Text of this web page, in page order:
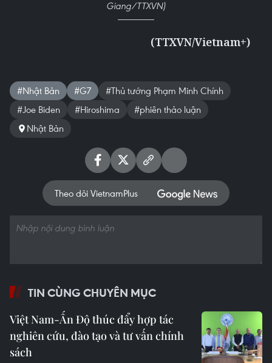
Giang/TTXVN)
(TTXVN/Vietnam+)
#Nhật Bản #G7
#Thủ tướng Phạm Minh Chính
#Joe Biden
#Hiroshima
#phiên thảo luận
Nhật Bản
Theo dõi VietnamPlus
TIN CÙNG CHUYÊN MỤC
Việt Nam-Ấn Độ thúc đẩy hợp tác
nghiên cứu, đào tạo và tư vấn chính
sách